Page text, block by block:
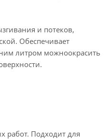
и потеков,
Обеспечивает
литром можноокрасить
работ. Подходит для